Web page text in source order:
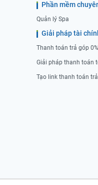
Phần mềm
Quản lý Spa
Giải pháp tài
Thanh toán trả góp 0%
Giải pháp thanh toán
Tạo link thanh toán